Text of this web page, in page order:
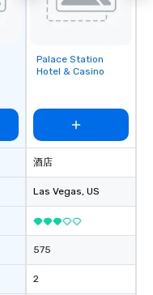
Removed from
favorites
Palace Station
Hotel & Casino
酒店
Las Vegas, US
575
2